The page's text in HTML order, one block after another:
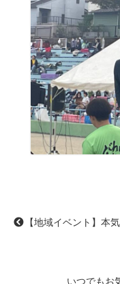
【地域イベント】
いつでもお